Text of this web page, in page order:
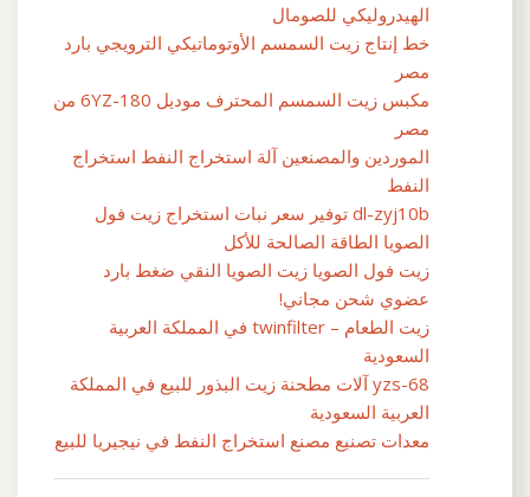
الهيدروليكي للصومال
خط إنتاج زيت السمسم الأوتوماتيكي الترويجي بارد
مصر
مكبس زيت السمسم المحترف موديل 6YZ-180 من
مصر
الموردين والمصنعين آلة استخراج النفط استخراج
النفط
dl-zyj10b توفير سعر نبات استخراج زيت فول
الصويا الطاقة الصالحة للأكل
زيت فول الصويا زيت الصويا النقي ضغط بارد
عضوي شحن مجاني!
زيت الطعام – twinfilter في المملكة العربية
السعودية
yzs-68 آلات مطحنة زيت البذور للبيع في المملكة
العربية السعودية
معدات تصنيع مصنع استخراج النفط في نيجيريا للبيع